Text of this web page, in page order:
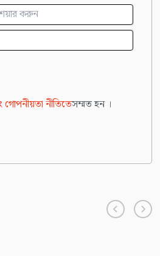
নীতিতেসম্মত হন ।